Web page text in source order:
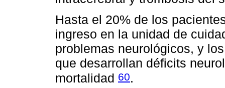
Hasta el 20% de los
ingreso en la unidad de
problemas neurológicos, y
que desarrollan déficits
mortalidad 60.